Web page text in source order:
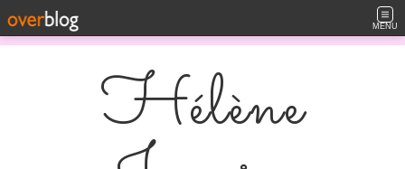
MENU
Hélène